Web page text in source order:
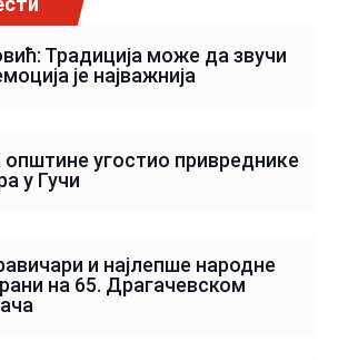
Традиција може да звучи
је најважнија
угостио привреднике
у Гучи
и најлепше народне
на 65. Драгачевском